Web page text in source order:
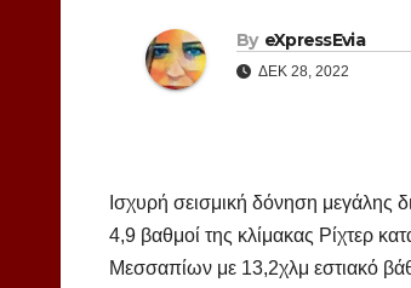
By eXpressEvia
ΔΕΚ 28, 2022
Ισχυρή σεισμική δόνηση μεγάλης
4,9 βαθμοί της κλίμακας Ρίχτερ
Μεσσαπίων με 13,2χλμ εστιακό